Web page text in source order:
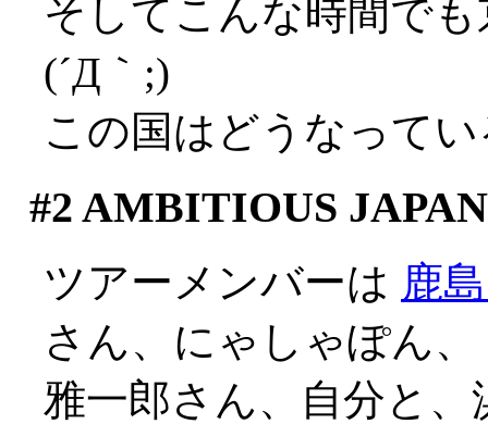
そしてこんな時間で
(´Д｀;)
この国はどうなって
#2 AMBITIOUS
ツアーメンバーは 鹿
さん、にゃしゃぽん、
雅一郎さん、自分と